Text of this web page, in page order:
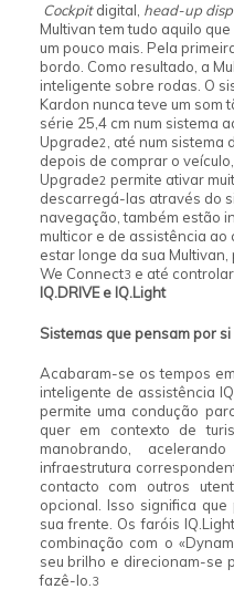
Cockpitdigital, head-up
Multivan tem tudo aquilo
um pouco mais. Pela
bordo. Como resultado, a
inteligente sobre rodas. O
Kardon nunca teve um som
série 25,4 cm num sistema
Upgrade2 , até num
depois de comprar o
Upgrade2 permite ativar
descarregá-las através do
navegação, também estão
multicor e de assistência
estar longe da sua
We Connect3 e até
IQ.DRIVE e IQ.Light
Sistemas que pensam por si
Acabaram-se os tempos
inteligente de assistência
permite uma condução
quer em contexto de
manobrando,
infraestrutura
contacto com outros
opcional. Isso significa
sua frente. Os faróis
combinação com o
seu brilho e direcionam-se
fazê-lo. 3